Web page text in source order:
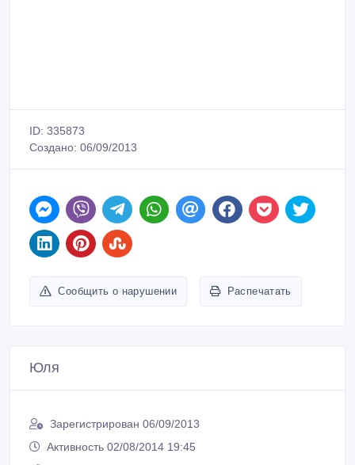
ID: 335873
Создано: 06/09/2013
Сообщить о нарушении Распечатать
Юля
Зарегистрирован 06/09/2013
Активность 02/08/2014 19:45